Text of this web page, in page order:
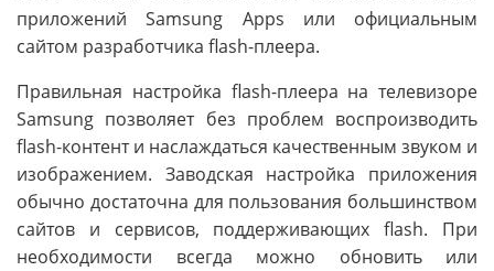
приложений Samsung Apps или официальным
сайтом разработчика flash-плеера.
Правильная настройка flash-плеера на телевизоре
Samsung позволяет без проблем воспроизводить
flash-контент и наслаждаться качественным звуком и
изображением. Заводская настройка приложения
обычно достаточна для пользования большинством
сайтов и сервисов, поддерживающих flash. При
необходимости всегда можно обновить или